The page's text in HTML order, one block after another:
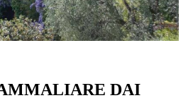
DAI